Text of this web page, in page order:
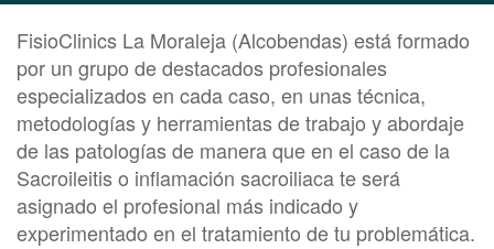
FisioClinics La Moraleja (Alcobendas) está formado
por un grupo de destacados profesionales
especializados en cada caso, en unas técnica,
metodologías y herramientas de trabajo y abordaje
de las patologías de manera que en el caso de la
Sacroileitis o inflamación sacroiliaca te será
asignado el profesional más indicado y
experimentado en el tratamiento de tu problemática.